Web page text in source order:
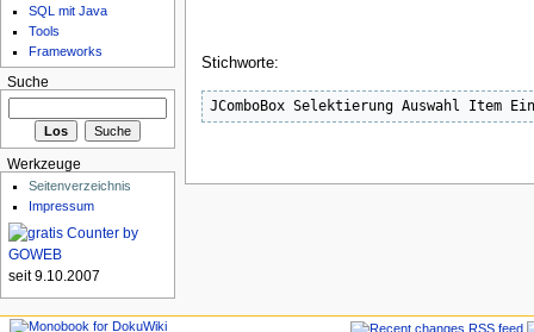
Stichworte:
SQL mit Java
Tools
Frameworks
Suche
Werkzeuge
Seitenverzeichnis
Impressum
seit 9.10.2007